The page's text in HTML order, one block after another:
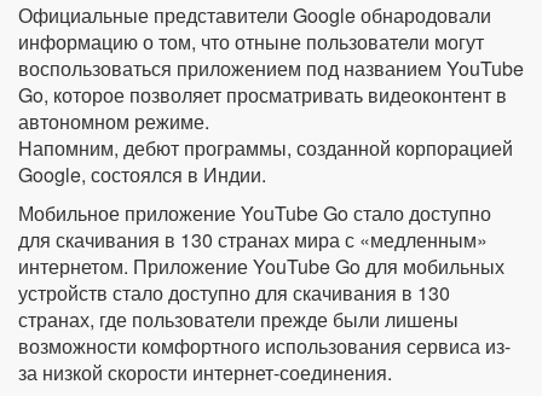
Официальные представители Google обнародовали
информацию о том, что отныне пользователи могут
воспользоваться приложением под названием YouTube
Go, которое позволяет просматривать видеоконтент в
автономном режиме.
Напомним, дебют программы, созданной корпорацией
Google, состоялся в Индии.
Мобильное приложение YouTube Go стало доступно
для скачивания в 130 странах мира с «медленным»
интернетом. Приложение YouTube Go для мобильных
устройств стало доступно для скачивания в 130
странах, где пользователи прежде были лишены
возможности комфортного использования сервиса из-
за низкой скорости интернет-соединения.